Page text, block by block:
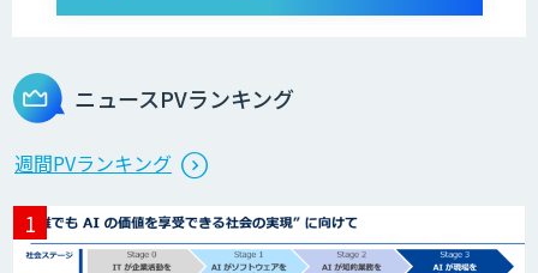
スマートOCR
ニュースPVランキング
週間PVランキング